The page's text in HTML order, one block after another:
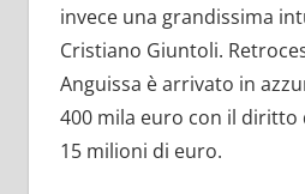
invece una grandissima
Cristiano Giuntoli.
Anguissa è arrivato in
400 mila euro con il diritto
15 milioni di euro.